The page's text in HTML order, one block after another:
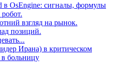
в OsEngine: сигналы, формулы
взгляд на рынок.
позиций.
Ирана) в критическом
в больницу